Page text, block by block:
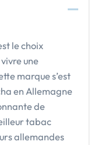
le choix
une
marque s’est
en Allemagne
de
tabac
allemandes